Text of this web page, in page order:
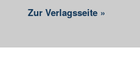
Zur Verlagsseite »